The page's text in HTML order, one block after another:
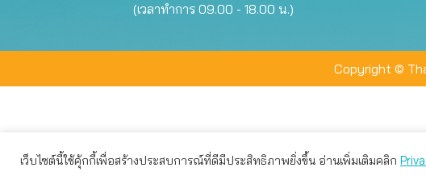
(เวลาทำการ 09.00 - 18.00 น.)
Copyright ©
เว็บไซต์นี้ใช้คุ้กกี้เพื่อสร้างประสบการณ์ที่ดีมีประสิทธิภาพยิ่งขึ้น อ่านเพิ่มเติมคลิก
เว็บไซต์นี้ใช้คุกกี้เพื่อมอบประสบการณ์การใช้งานที่ดีให้แก่ท่าน คุณสามาร